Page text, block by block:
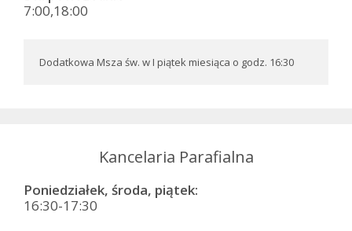
7:00,18:00
Dodatkowa Msza św. w I piątek miesiąca o godz. 16:30
Kancelaria Parafialna
Poniedziałek, środa, piątek:
16:30-17:30